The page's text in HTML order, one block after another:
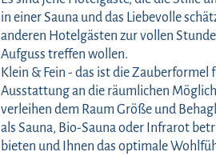
in einer Sauna und das Liebevolle
anderen Hotelgästen zur vollen
Aufguss treffen wollen.
Klein & Fein - das ist die Zauberformel
Ausstattung an die räumlichen
verleihen dem Raum Größe und
als Sauna, Bio-Sauna oder Infrarot
bieten und Ihnen das optimale